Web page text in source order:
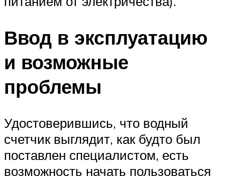
Ввод в эксплуатацию
и возможные
проблемы
Удостоверившись, что водный
счетчик выглядит, как будто был
поставлен специалистом, есть
возможность начать пользоваться